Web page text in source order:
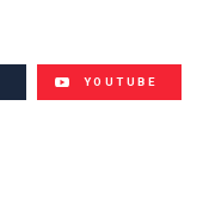
YOUTUBE